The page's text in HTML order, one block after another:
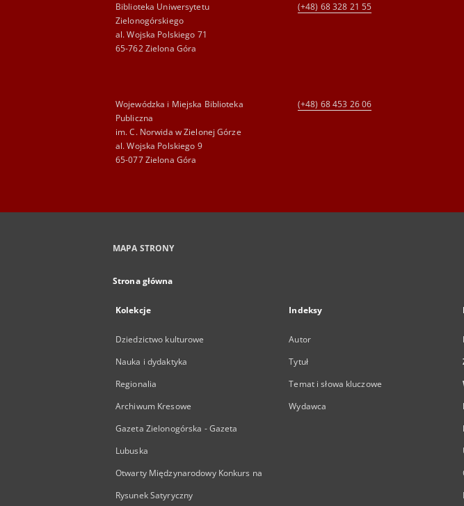
Biblioteka Uniwersytetu
Zielonogórskiego
al. Wojska Polskiego 71
65-762 Zielona Góra
(+48) 68 328 21 55
Wojewódzka i Miejska Biblioteka
Publiczna
im. C. Norwida w Zielonej Górze
al. Wojska Polskiego 9
65-077 Zielona Góra
(+48) 68 453 26 06
MAPA STRONY
Strona główna
Kolekcje
Dziedzictwo kulturowe
Nauka i dydaktyka
Regionalia
Archiwum Kresowe
Gazeta Zielonogórska - Gazeta
Lubuska
Otwarty Międzynarodowy Konkurs na
Rysunek Satyryczny
Indeksy
Autor
Tytuł
Temat i słowa kluczowe
Wydawca